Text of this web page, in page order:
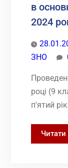
в
2024
ЗНО
році (9
п'ятий
Читати